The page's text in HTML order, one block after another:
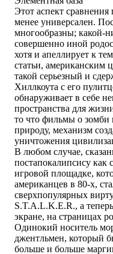
Этот аспект сравнения
менее универсален.
многообразны; какой-
совершенно иной
хотя и апеллирует к
статьи, американским
такой серьезный и
Хиллкоута с его
обнаруживает в себе
пространства для
то что фильмы о
природу, механизм
уничтожения
В любом случае,
постапокалипсису как
игровой площадке,
американцев в 80-х,
сверхпопулярных
S.T.A.L.K.E.R., а
экране, на страницах
Одинокий носитель
джентльмен, который
больше и больше